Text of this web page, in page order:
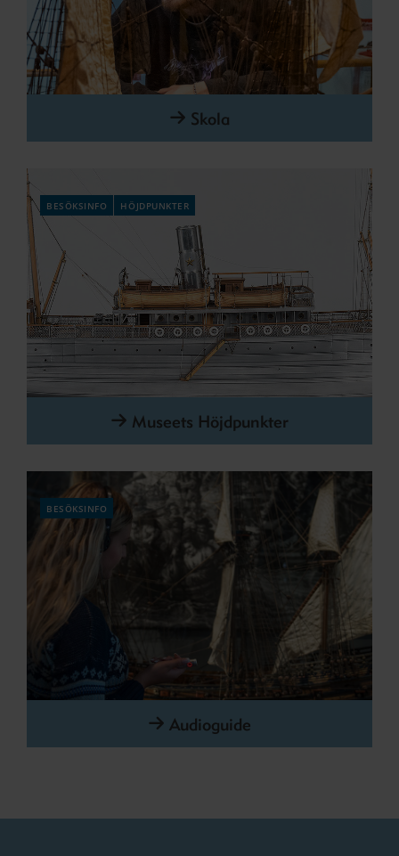
Skola
besöksinfo höjdpunkter
Museets Höjdpunkter
besöksinfo
Audioguide